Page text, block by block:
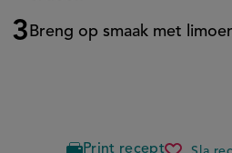
Breng op smaak met
Print recept